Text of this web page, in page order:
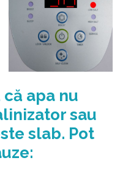
apa nu
sau
slab. Pot